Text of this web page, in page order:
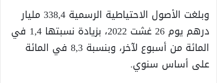
وبلغت الأصول الاحتياطية الرسمية 338,4 مليار
درهم يوم 26 غشت 2022، بزيادة نسبتها 1,4 في
المائة من أسبوع لآخر، وبنسبة 8,3 في المائة
على أساس سنوي.